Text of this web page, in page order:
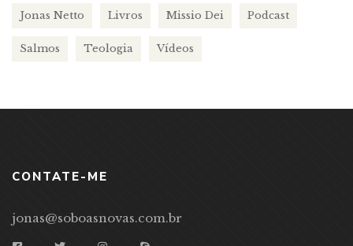
Jonas Netto Livros Missio Dei Podcast
Salmos Teologia Vídeos
CONTATE-ME
jonas@soboasnovas.com.br